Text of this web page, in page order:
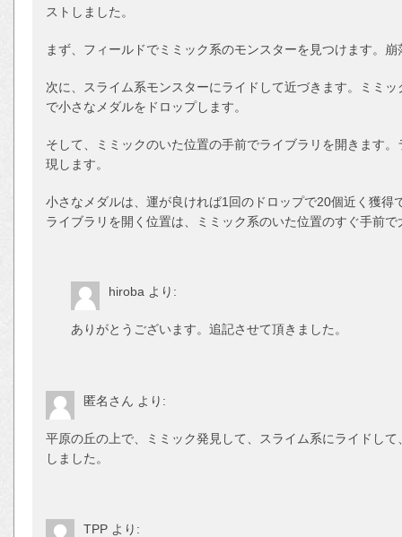
ストしました。
まず、フィールドでミミック系のモンスターを見つけます。
次に、スライム系モンスターにライドして近づきます。ミミ
で小さなメダルをドロップします。
そして、ミミックのいた位置の手前でライブラリを開きます
現します。
小さなメダルは、運が良ければ1回のドロップで20個近く獲得
ライブラリを開く位置は、ミミック系のいた位置のすぐ手前で
hiroba より:
ありがとうございます。追記させて頂きました。
匿名さん より:
平原の丘の上で、ミミック発見して、スライム系にライドし
しました。
TPP より: